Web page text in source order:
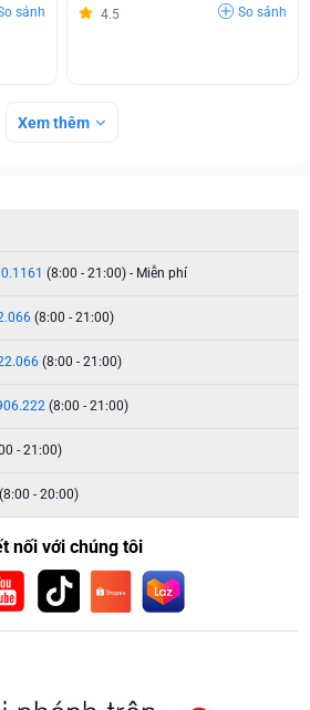
sánh 4.5 So sánh
Xem thêm
(8:00 - 21:00) - Miễn phí
(8:00 - 21:00)
(8:00 - 21:00)
(8:00 - 21:00)
- 21:00)
(8:00 - 20:00)
nối với chúng tôi